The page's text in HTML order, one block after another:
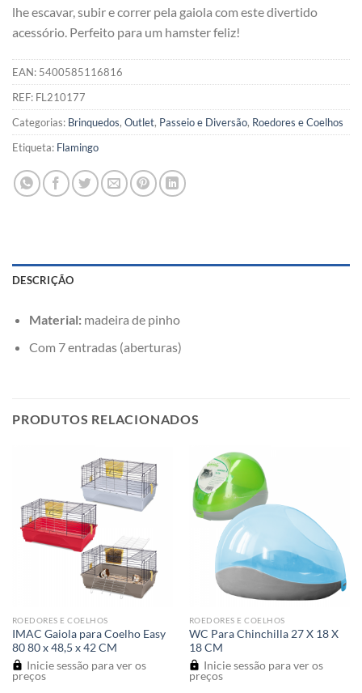
lhe escavar, subir e correr pela gaiola com este divertido
acessório. Perfeito para um hamster feliz!
EAN: 5400585116816
REF: FL210177
Categorias: Brinquedos, Outlet, Passeio e Diversão, Roedores e Coelhos
Etiqueta: Flamingo
DESCRIÇÃO
Material:madeira de pinho
Com 7 entradas (aberturas)
PRODUTOS RELACIONADOS
ROEDORES E COELHOS
IMAC Gaiola para Coelho Easy
80 80 x 48,5 x 42 CM
Inicie sessão para ver os
preços
ROEDORES E COELHOS
WC Para Chinchilla 27 X 18 X
18 CM
Inicie sessão para ver os
preços